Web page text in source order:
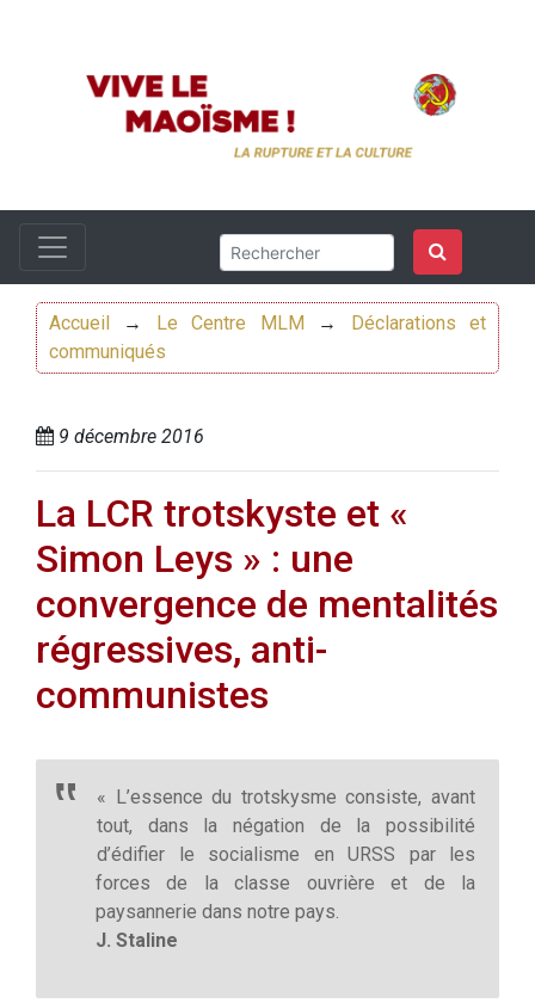
Accueil → Le Centre MLM →
Déclarations et
communiqués
9 décembre 2016
La LCR trotskyste et «
Simon Leys » : une
convergence de mentalités
régressives, anti-
communistes
« L’essence du trotskysme consiste, avant
tout, dans la négation de la possibilité
d’édifier le socialisme en URSS par les
forces de la classe ouvrière et de la
paysannerie dans notre pays.
J. Staline